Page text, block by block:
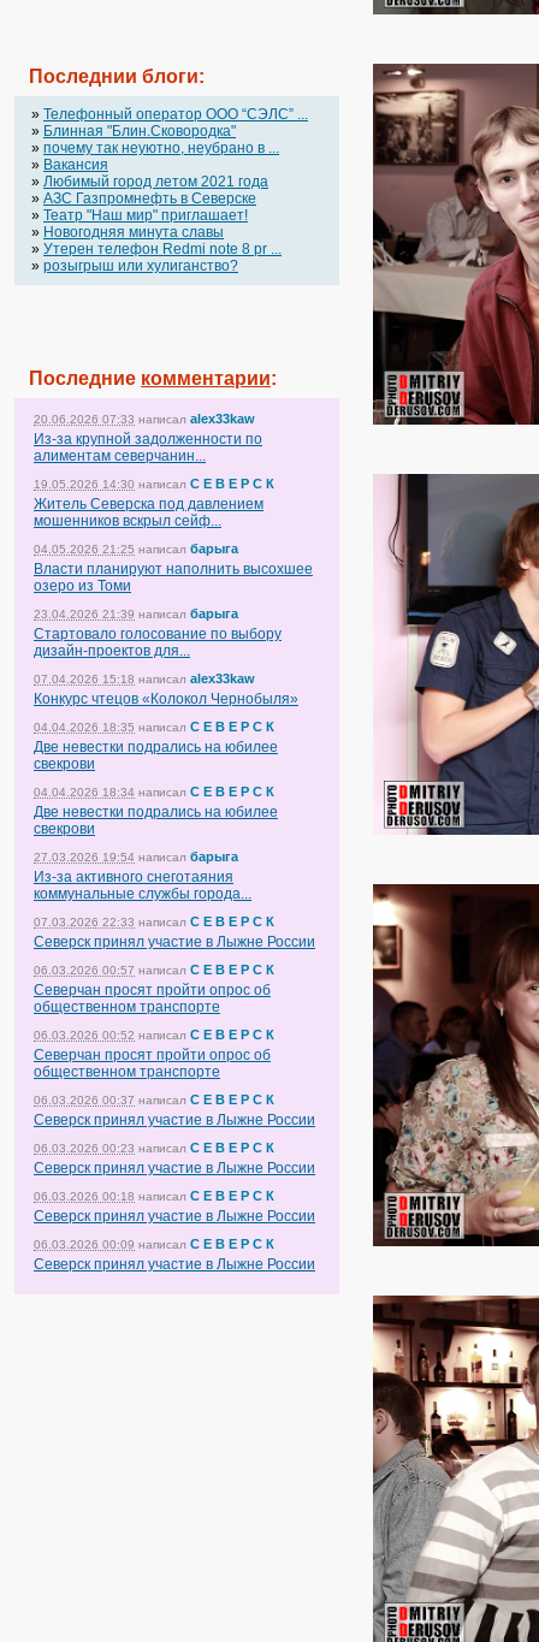
Последнии блоги:
» Телефонный оператор OOO “СЭЛС” ...
» Блинная "Блин.Сковородка"
» почему так неуютно, неубрано в ...
» Вакансия
» Любимый город летом 2021 года
» АЗС Газпромнефть в Северске
» Театр "Наш мир" приглашает!
» Новогодняя минута славы
» Утерен телефон Redmi note 8 pr ...
» розыгрыш или хулиганство?
Последние комментарии:
20.06.2026 07:33 написал alex33kaw
Из-за крупной задолженности по
алиментам северчанин...
19.05.2026 14:30 написал С Е В Е Р С К
Житель Северска под давлением
мошенников вскрыл сейф...
04.05.2026 21:25 написал барыга
Власти планируют наполнить высохшее
озеро из Томи
23.04.2026 21:39 написал барыга
Стартовало голосование по выбору
дизайн-проектов для...
07.04.2026 15:18 написал alex33kaw
Конкурс чтецов «Колокол Чернобыля»
04.04.2026 18:35 написал С Е В Е Р С К
Две невестки подрались на юбилее
свекрови
04.04.2026 18:34 написал С Е В Е Р С К
Две невестки подрались на юбилее
свекрови
27.03.2026 19:54 написал барыга
Из-за активного снеготаяния
коммунальные службы города...
07.03.2026 22:33 написал С Е В Е Р С К
Северск принял участие в Лыжне России
06.03.2026 00:57 написал С Е В Е Р С К
Северчан просят пройти опрос об
общественном транспорте
06.03.2026 00:52 написал С Е В Е Р С К
Северчан просят пройти опрос об
общественном транспорте
06.03.2026 00:37 написал С Е В Е Р С К
Северск принял участие в Лыжне России
06.03.2026 00:23 написал С Е В Е Р С К
Северск принял участие в Лыжне России
06.03.2026 00:18 написал С Е В Е Р С К
Северск принял участие в Лыжне России
06.03.2026 00:09 написал С Е В Е Р С К
Северск принял участие в Лыжне России